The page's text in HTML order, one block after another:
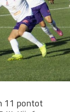
11 pontot